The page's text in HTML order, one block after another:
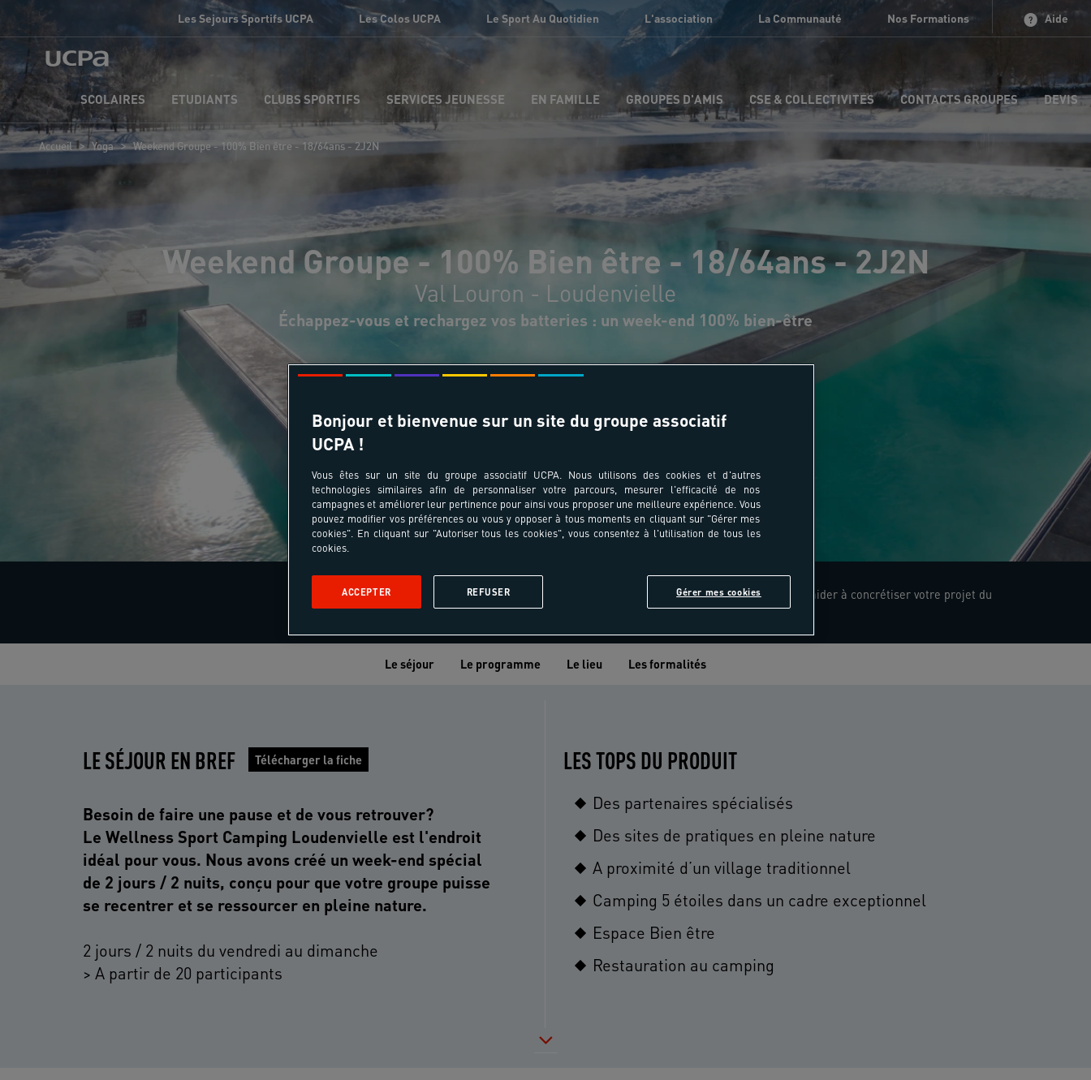
Les Sejours Sportifs UCPA Les Colos UCPA Le Sport Au Quotidien L'association La Communauté Nos Formations Aide
SCOLAIRES ETUDIANTS CLUBS SPORTIFS SERVICES JEUNESSE EN FAMILLE GROUPES D'AMIS CSE & COLLECTIVITES CONTACTS GROUPES DEVIS
Accueil > Yoga > Weekend Groupe - 100% Bien être - 18/64ans - 2J2N
Weekend Groupe - 100% Bien être - 18/64ans - 2J2N
Val Louron - Loudenvielle
Échappez-vous et rechargez vos batteries : un week-end 100% bien-être
Une question sur ce séjour ? Contactez nous
au (0033) 3 28 82 93 00
Nos équipes sont disponibles pour vous aider à concrétiser votre projet du
lundi au vendredi de 10h à 18h.
Le séjour Le programme Le lieu Les formalités
LE SÉJOUR EN BREF Télécharger la fiche
Besoin de faire une pause et de vous retrouver?
Le Wellness Sport Camping Loudenvielle est l'endroit
idéal pour vous. Nous avons créé un week-end spécial
de 2 jours / 2 nuits, conçu pour que votre groupe puisse
se recentrer et se ressourcer en pleine nature.
2 jours / 2 nuits du vendredi au dimanche
> A partir de 20 participants
LES TOPS DU PRODUIT
Des partenaires spécialisés
Des sites de pratiques en pleine nature
A proximité d’un village traditionnel
Camping 5 étoiles dans un cadre exceptionnel
Espace Bien être
Restauration au camping
Bonjour et bienvenue sur un site du groupe associatif
UCPA !
Vous êtes sur un site du groupe associatif UCPA. Nous utilisons des cookies et d'autres
technologies similaires afin de personnaliser votre parcours, mesurer l'efficacité de nos
campagnes et améliorer leur pertinence pour ainsi vous proposer une meilleure expérience. Vous
pouvez modifier vos préférences ou vous y opposer à tous moments en cliquant sur "Gérer mes
cookies". En cliquant sur "Autoriser tous les cookies", vous consentez à l'utilisation de tous les
cookies.
Gérer mes cookies
REFUSER
ACCEPTER